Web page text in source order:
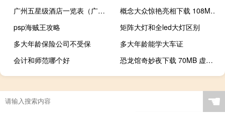
广州五星级酒店一览表（广州五星级酒店排名）
概念大众惊艳亮相下载 108MB 演出展览类VR视频
psp海贼王攻略
矩阵大灯和全led大灯区别
多大年龄保险公司不受保
多大年龄能学大车证
会计和师范哪个好
恐龙馆奇妙夜下载 70MB 虚拟科幻类VR视频
☚